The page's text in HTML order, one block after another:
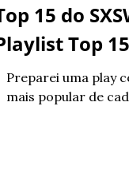
15 do
Top
Preparei uma play
mais popular de